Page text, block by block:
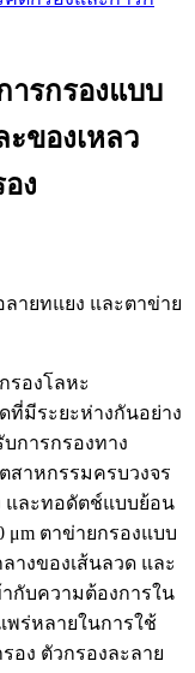
ารกรองแบบ
ของเหลว
ง
ายทแยง และตาข่าย
รองโลหะ
ที่มีระยะห่างกันอย่าง
การกรองทาง
สาหกรรมครบวงจร
และทอดัตช์แบบย้อน
μm ตาข่ายกรองแบบ
างของเส้นลวด และ
กับความต้องการใน
พร่หลายในการใช้
อง ตัวกรองละลาย